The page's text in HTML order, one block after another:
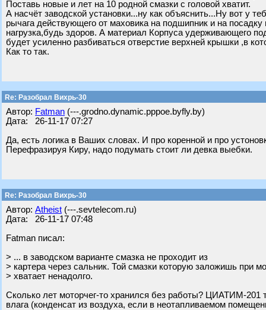
Поставь новые и лет на 10 родной смазки с головой хватит.
А насчёт заводской установки...ну как объяснить...Ну вот у
рычага действующего от маховика на подшипник и на
нагрузка,будь здоров. А материал Корпуса удерживающего
будет усиленно разбиваться отверстие верхней крышки ,в
Как то так.
Re: Разобрал Вихрь-30
Автор: Fatman (---.grodno.dynamic.pppoe.byfly.by)
Дата: 26-11-17 07:27
Да, есть логика в Ваших словах. И про коренной и про
Перефразируя Киру, надо подумать стоит ли девка выебки.
Re: Разобрал Вихрь-30
Автор: Atheist (---.sevtelecom.ru)
Дата: 26-11-17 07:48
Fatman писал:
> ... в заводском варианте смазка не проходит из
> картера через сальник. Той смазки которую заложишь при
> хватает ненадолго.
Сколько лет моторчег-то хранился без работы? ЦИАТИМ-201
влага (конденсат из воздуха, если в неотапливаемом